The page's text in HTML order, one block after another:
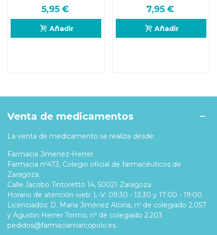
COLOR AZUL
5,95 €
Añadir
TERAPEUTICOS SPORT 3
PARCHES
7,95 €
Añadir
Venta de medicamentos
La venta de medicamento se realiza desde:
Farmacia Jimenez-Herrer.
Farmacia nº473, Colegio oficial de farmacéuticos de
Zaragoza.
Calle Jacobo Tintoretto 14, 50021 Zaragoza
Horario de atención web: L-V: 09:30 - 13:30 y 17:00 - 19:00
Licenciados: D. Maria Jiménez Alcina, nº de colegiado 2.057
y Agustin Herrer Tormo, nº de colegiado 2.203
pedidos@farmaciamarcopolo.es